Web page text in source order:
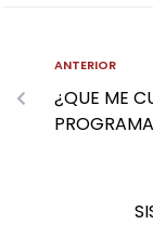
ANTERIOR
¿QUE ME